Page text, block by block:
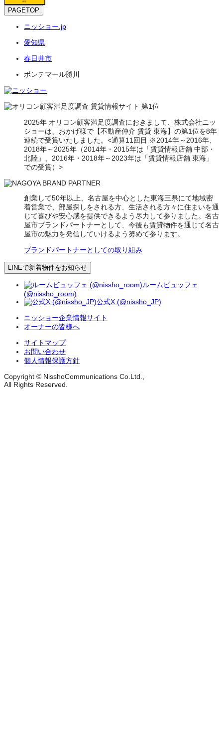
保存
PAGETOP
ニッショー.jp
愛知県
春日井市
ボンテマール勝川
2025年 オリコン顧客満足度調査におきまして、株式会社ニッ
ショーは、おかげ様で【不動産仲介 賃貸 東海】の第1位を8年
連続で受賞いたしました。<通算11回目 ※2014年～2016年、
2018年～2025年（2014年・2015年は「賃貸情報店舗 中部・
北陸」、2016年・2018年～2023年は「賃貸情報店舗 東海」
での受賞）>
創業して50年以上、名古屋を中心とした東海三県にて地域密
着営業で、部屋探しをされる方、生活される方々に住まいを通
じて喜びや安心感を提供できるよう尽力して参りました。名古
屋市ブランドパートナーとして、今後も賃貸物件を通じて名古
屋市の魅力を発信していけるよう努めて参ります。
ブランドパートナーとしての取り組み
LINEで新着物件をお知らせ
ルームビュッフェ
(@nissho_room)
公式X (@nissho_JP)
ニッショー企業情報サイト
オーナーの皆様へ
サイトマップ
お問い合わせ
個人情報保護方針
Copyright © NisshoCommunications Co.Ltd.,
All Rights Reserved.